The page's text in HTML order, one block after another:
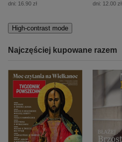
dni: 16.90 zł
dni: 12.00 zł
High-contrast mode
Najczęściej kupowane razem